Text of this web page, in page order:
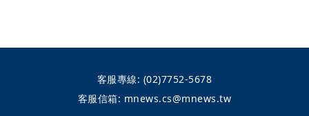
客服專線: (02)7752-5678
客服信箱: mnews.cs@mnews.tw